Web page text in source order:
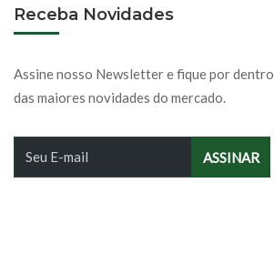
Receba Novidades
Assine nosso Newsletter e fique por dentro
das maiores novidades do mercado.